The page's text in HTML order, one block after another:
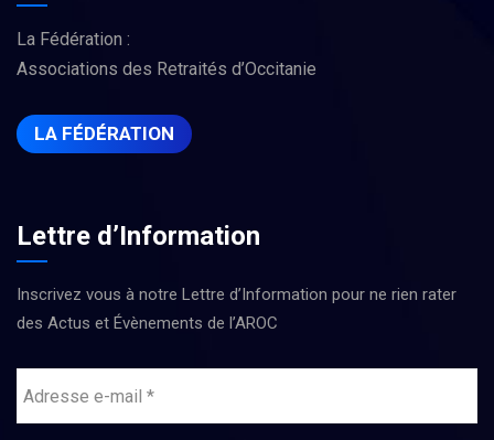
La Fédération :
Associations des Retraités d’Occitanie
LA FÉDÉRATION
Lettre d’Information
Inscrivez vous à notre Lettre d’Information pour ne rien rater
des Actus et Évènements de l’AROC